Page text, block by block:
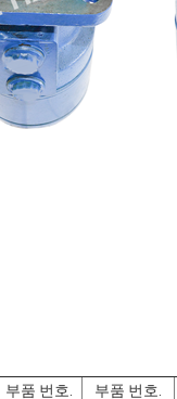
부품 번호.
부품 번호.